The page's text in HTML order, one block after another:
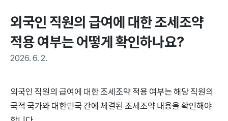
외국인 직원의 급여에 대한 조세조약
적용 여부는 어떻게 확인하나요?
2026. 6. 2.
외국인 직원의 급여에 대한 조세조약 적용 여부는 해당 직원의
국적 국가와 대한민국 간에 체결된 조세조약 내용을 확인해야